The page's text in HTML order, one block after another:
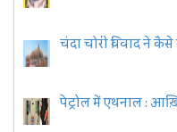
चंदा चोरी विवाद ने
पेट्रोल में एथनाल :